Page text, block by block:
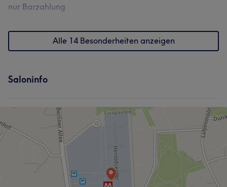
nur Barzahlung
Alle 14 Besonderheiten anzeigen
Saloninfo